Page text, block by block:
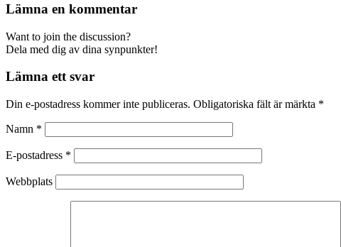
Lämna en kommentar
Want to join the discussion?
Dela med dig av dina synpunkter!
Lämna ett svar
Din e-postadress kommer inte publiceras. Obligatoriska fält är märkta *
Namn *
E-postadress *
Webbplats